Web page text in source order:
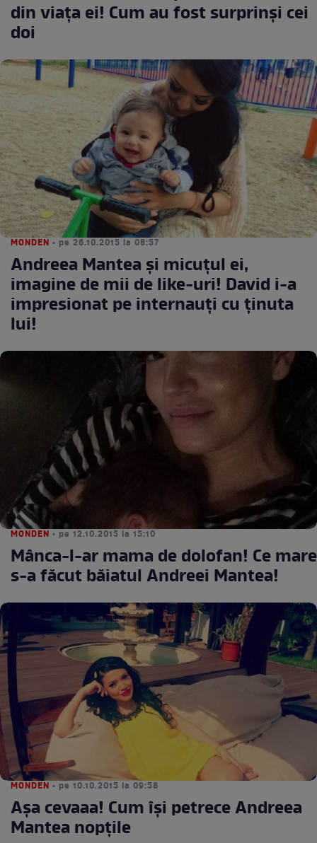
din viaţa ei! Cum au fost surprinşi cei
doi
MONDEN • pe 26.10.2015 la 08:57
Andreea Mantea şi micuţul ei,
imagine de mii de like-uri! David i-a
impresionat pe internauţi cu ţinuta
lui!
MONDEN • pe 12.10.2015 la 15:10
Mânca-l-ar mama de dolofan! Ce mare
s-a făcut băiatul Andreei Mantea!
MONDEN • pe 10.10.2015 la 09:58
Aşa cevaaa! Cum îşi petrece Andreea
Mantea nopţile